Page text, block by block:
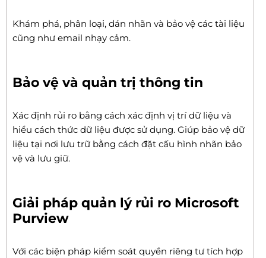
Khám phá, phân loại, dán nhãn và bảo vệ các tài liệu
cũng như email nhạy cảm.
Bảo vệ và quản trị thông tin
Xác định rủi ro bằng cách xác định vị trí dữ liệu và
hiểu cách thức dữ liệu được sử dụng. Giúp bảo vệ dữ
liệu tại nơi lưu trữ bằng cách đặt cấu hình nhãn bảo
vệ và lưu giữ.
Giải pháp quản lý rủi ro Microsoft
Purview
Với các biện pháp kiểm soát quyền riêng tư tích hợp